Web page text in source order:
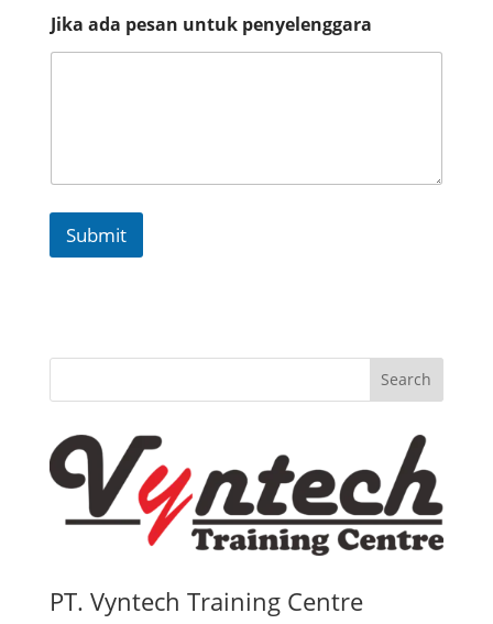
Jika ada pesan untuk penyelenggara
Submit
Search
PT. Vyntech Training Centre